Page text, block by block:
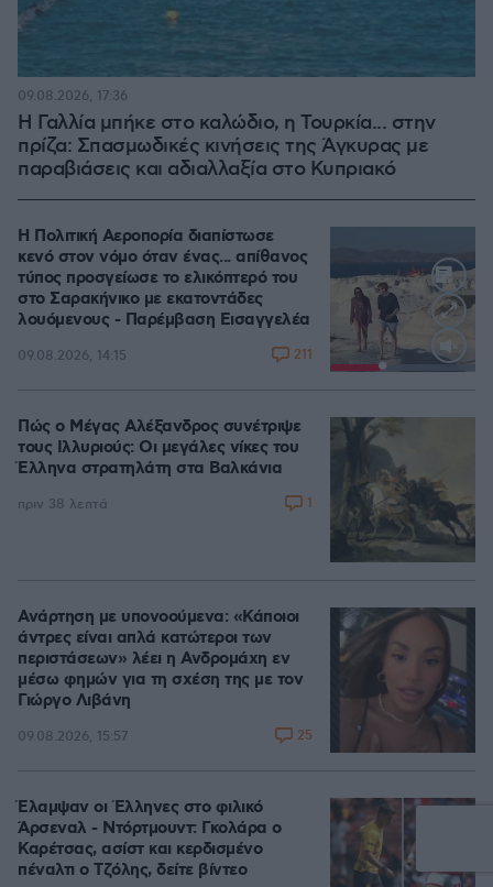
Η Γαλλία μπήκε στο καλώδιο, η Τουρκία... στην
πρίζα: Σπασμωδικές κινήσεις της Άγκυρας με
παραβιάσεις και αδιαλλαξία στο Κυπριακό
09.08.2026, 17:36
Loaded
Η Πολιτική Αεροπορία διαπίστωσε
κενό στον νόμο όταν ένας... απίθανος
τύπος προσγείωσε το ελικόπτερό του
στο Σαρακήνικο με εκατοντάδες
λουόμενους - Παρέμβαση Εισαγγελέα
09.08.2026, 14:15 211
Πώς ο Μέγας Αλέξανδρος συνέτριψε
τους Ιλλυριούς: Οι μεγάλες νίκες του
Έλληνα στρατηλάτη στα Βαλκάνια
πριν 38 λεπτά 1
Ανάρτηση με υπονοούμενα: «Κάποιοι
άντρες είναι απλά κατώτεροι των
περιστάσεων» λέει η Ανδρομάχη εν
μέσω φημών για τη σχέση της με τον
Γιώργο Λιβάνη
09.08.2026, 15:57 25
Έλαμψαν οι Έλληνες στο φιλικό
Άρσεναλ - Ντόρτμουντ: Γκολάρα ο
Καρέτσας, ασίστ και κερδισμένο
πέναλτι ο Τζόλης, δείτε βίντεο